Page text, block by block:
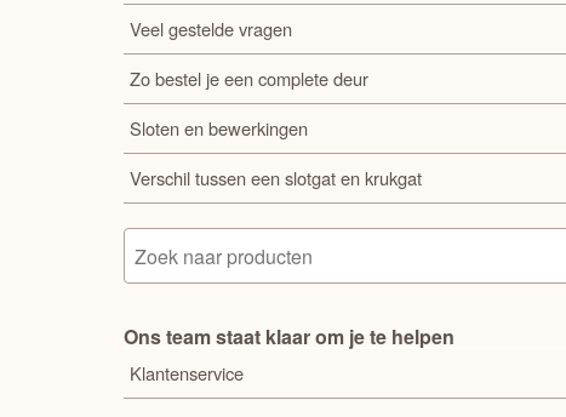
Veel gestelde vragen
Zo bestel je een complete deur
Sloten en bewerkingen
Verschil tussen een slotgat en krukgat
Ons team staat klaar om je te helpen
Klantenservice